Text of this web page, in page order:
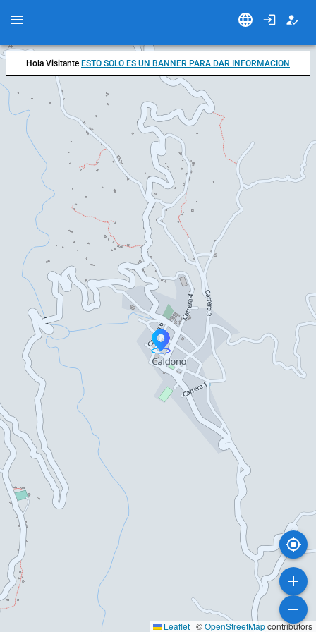
Leaflet | ©OpenStreetMapcontributors
Hola Visitante ESTO SOLO ES UN BANNER PARA DAR INFORMACION